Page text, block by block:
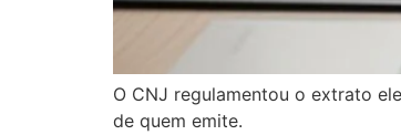
O CNJ regulamentou o extrato
de quem emite.